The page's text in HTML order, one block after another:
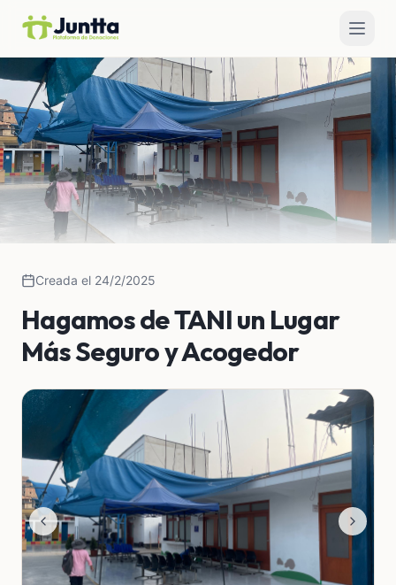
Creada el 24/2/2025
Hagamos de TANI un Lugar
Más Seguro y Acogedor